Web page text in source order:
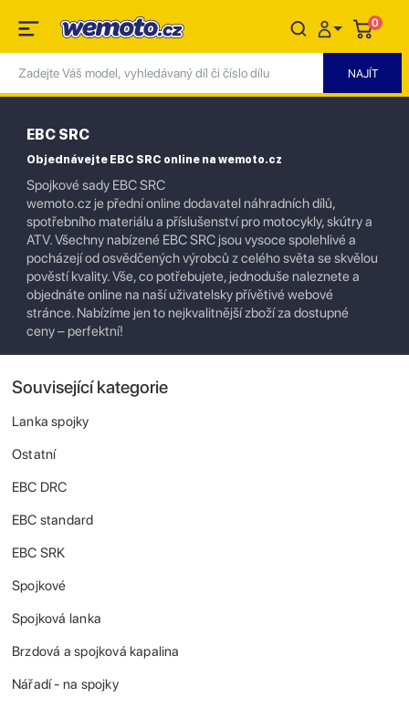
0
EBC SRC
Objednávejte EBC SRC online na wemoto.cz
Spojkové sady EBC SRC
wemoto.cz je přední online dodavatel náhradních dílů,
spotřebního materiálu a příslušenství pro motocykly, skútry a
ATV. Všechny nabízené EBC SRC jsou vysoce spolehlivé a
pocházejí od osvědčených výrobců z celého světa se skvělou
pověstí kvality. Vše, co potřebujete, jednoduše naleznete a
objednáte online na naší uživatelsky přívětivé webové
stránce. Nabízíme jen to nejkvalitnější zboží za dostupné
ceny – perfektní!
Související kategorie
Lanka spojky
Ostatní
EBC DRC
EBC standard
EBC SRK
Spojkové
Spojková lanka
Brzdová a spojková kapalina
Nářadí - na spojky